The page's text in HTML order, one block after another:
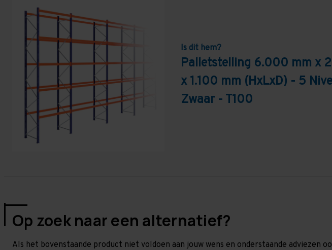
Is dit hem?
Palletstelling 6.000 mm x
x 1.100 mm (HxLxD) - 5
Zwaar - T100
Op zoek naar een alternatief?
Als het bovenstaande product niet voldoen aan jouw wens en onderstaande adviezen